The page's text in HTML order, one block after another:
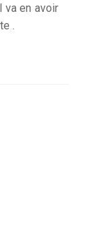
va en avoir
.